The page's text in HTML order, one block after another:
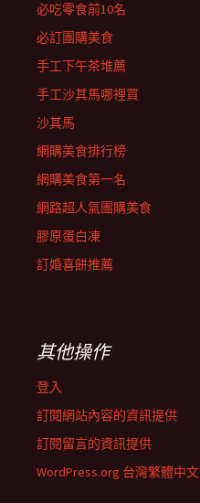
必吃零食前10名
必訂團購美食
手工下午茶堆薦
手工沙其馬哪裡買
沙其馬
網購美食排行榜
網購美食第一名
網路超人氣團購美食
膠原蛋白凍
訂婚喜餅推薦
其他操作
登入
訂閱網站內容的資訊提供
訂閱留言的資訊提供
WordPress.org 台灣繁體中文